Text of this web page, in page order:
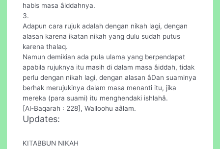
habis masa âiddahnya.
3.
Adapun cara rujuk adalah dengan nikah lagi, dengan
alasan karena ikatan nikah yang dulu sudah putus
karena thalaq.
Namun demikian ada pula ulama yang berpendapat
apabila rujuknya itu masih di dalam masa âiddah, tidak
perlu dengan nikah lagi, dengan alasan âDan suaminya
berhak merujukinya dalam masa menanti itu, jika
mereka (para suami) itu menghendaki ishlahâ.
[Al-Baqarah : 228], Walloohu aâlam.
Updates:
KITABBUN NIKAH